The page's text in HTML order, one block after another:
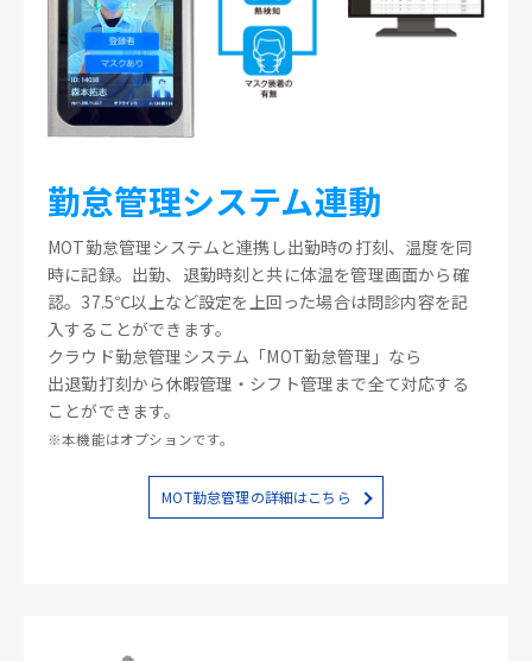
勤怠管理システム連動
MOT勤怠管理システムと連携し出勤時の打刻、温度を同
時に記録。出勤、退勤時刻と共に体温を管理画面から確
認。37.5℃以上など設定を上回った場合は問診内容を記
入することができます。
クラウド勤怠管理システム「MOT勤怠管理」なら
出退勤打刻から休暇管理・シフト管理まで全て対応する
ことができます。
※本機能はオプションです。
MOT勤怠管理の詳細はこちら